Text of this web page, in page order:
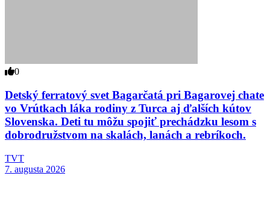
0
Detský ferratový svet Bagarčatá pri Bagarovej chate
vo Vrútkach láka rodiny z Turca aj ďalších kútov
Slovenska. Deti tu môžu spojiť prechádzku lesom s
dobrodružstvom na skalách, lanách a rebríkoch.
TVT
7. augusta 2026